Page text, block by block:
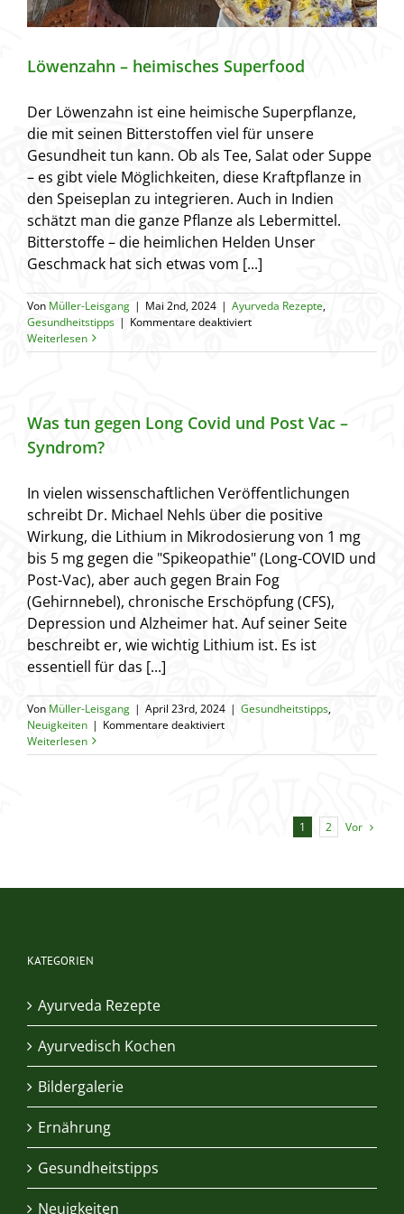
Löwenzahn – heimisches Superfood
Der Löwenzahn ist eine heimische Superpflanze,
die mit seinen Bitterstoffen viel für unsere
Gesundheit tun kann. Ob als Tee, Salat oder Suppe
– es gibt viele Möglichkeiten, diese Kraftpflanze in
den Speiseplan zu integrieren. Auch in Indien
schätzt man die ganze Pflanze als Lebermittel.
Bitterstoffe – die heimlichen Helden Unser
Geschmack hat sich etwas vom [...]
Von Müller-Leisgang | Mai 2nd, 2024 | Ayurveda Rezepte,
Gesundheitstipps | Kommentare deaktiviertfür
–
Weiterlesen
Was tun gegen Long Covid und Post Vac –
Syndrom?
In vielen wissenschaftlichen Veröffentlichungen
schreibt Dr. Michael Nehls über die positive
Wirkung, die Lithium in Mikrodosierung von 1 mg
bis 5 mg gegen die "Spikeopathie" (Long-COVID und
Post-Vac), aber auch gegen Brain Fog
(Gehirnnebel), chronische Erschöpfung (CFS),
Depression und Alzheimer hat. Auf seiner Seite
beschreibt er, wie wichtig Lithium ist. Es ist
essentiell für das [...]
Von Müller-Leisgang | April 23rd, 2024 | Gesundheitstipps,
Neuigkeiten | Kommentare deaktiviertfür
tun
Syndrom?
Weiterlesen
1 2 Vor
KATEGORIEN
Ayurveda Rezepte
Ayurvedisch Kochen
Bildergalerie
Ernährung
Gesundheitstipps
Neuigkeiten